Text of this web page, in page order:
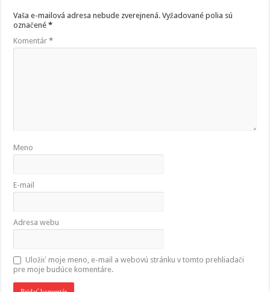
Vaša e-mailová adresa nebude zverejnená. Vyžadované polia sú
označené*
Komentár*
Meno
E-mail
Adresa webu
Uložiť moje meno, e-mail a webovú stránku v tomto prehliadači
pre moje budúce komentáre.